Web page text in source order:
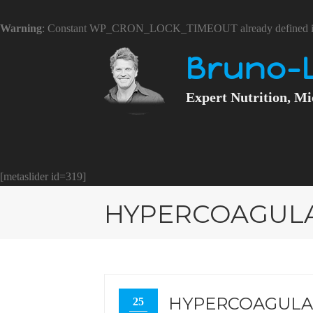
Warning: Constant WP_CRON_LOCK_TIMEOUT already defined
Bruno-
Expert Nutrition,
[metaslider id=319]
25